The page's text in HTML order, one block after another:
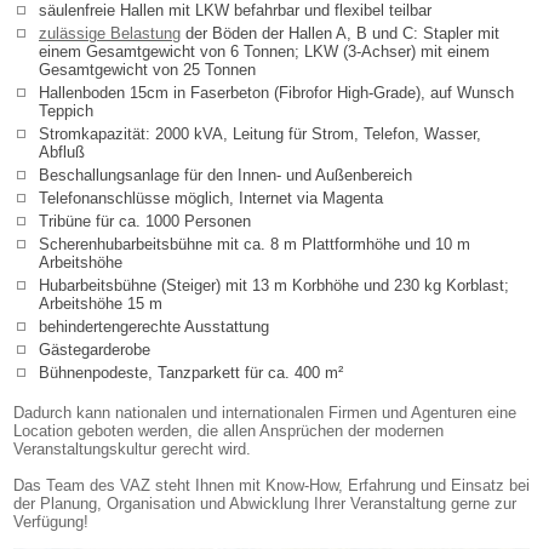
säulenfreie Hallen mit LKW befahrbar und flexibel teilbar
zulässige Belastung der Böden der Hallen A, B und C: Stapler mit
einem Gesamtgewicht von 6 Tonnen; LKW (3-Achser) mit einem
Gesamtgewicht von 25 Tonnen
Hallenboden 15cm in Faserbeton (Fibrofor High-Grade), auf Wunsch
Teppich
Stromkapazität: 2000 kVA, Leitung für Strom, Telefon, Wasser,
Abfluß
Beschallungsanlage für den Innen- und Außenbereich
Telefonanschlüsse möglich, Internet via Magenta
Tribüne für ca. 1000 Personen
Scherenhubarbeitsbühne mit ca. 8 m Plattformhöhe und 10 m
Arbeitshöhe
Hubarbeitsbühne (Steiger) mit 13 m Korbhöhe und 230 kg Korblast;
Arbeitshöhe 15 m
behindertengerechte Ausstattung
Gästegarderobe
Bühnenpodeste, Tanzparkett für ca. 400 m²
Dadurch kann nationalen und internationalen Firmen und Agenturen eine
Location geboten werden, die allen Ansprüchen der modernen
Veranstaltungskultur gerecht wird.
Das Team des VAZ steht Ihnen mit Know-How, Erfahrung und Einsatz bei
der Planung, Organisation und Abwicklung Ihrer Veranstaltung gerne zur
Verfügung!